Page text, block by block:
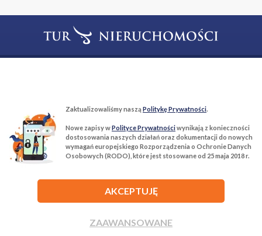
03−134 Warszawa, ul. Książkowa 10/4u
ROZWIŃ
Agencja nieruchomości Tur Nieruchomości © 2026 Wszelkie prawa
zastrzeżone.
Zaktualizowaliśmy naszą Politykę Prywatności.
Nowe zapisy wPolityce Prywatnościwynikają z konieczności
dostosowania naszych działań oraz dokumentacji do nowych
wymagań europejskiego Rozporządzenia o Ochronie Danych
Osobowych (RODO), które jest stosowane od 25 maja 2018 r.
AKCEPTUJĘ
ZAAWANSOWANE